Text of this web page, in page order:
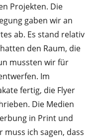
Projekten. Die
gaben wir an
ab. Es stand relativ
den Raum, die
mussten wir für
Im
fertig, die Flyer
Die Medien
in Print und
muss ich sagen, dass